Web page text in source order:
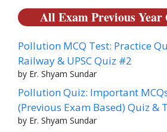
All Exam Previous
Pollution MCQ Test: Practice
Railway & UPSC Quiz #2
by Er. Shyam Sundar
Pollution Quiz: Important
(Previous Exam Based) Quiz &
by Er. Shyam Sundar